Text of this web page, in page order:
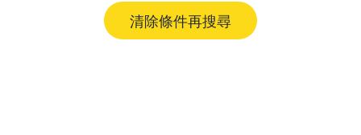
清除條件再搜尋